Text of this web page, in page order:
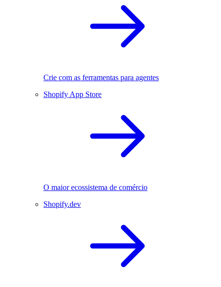
Crie com as ferramentas para agentes
Shopify App Store
O maior ecossistema de comércio
Shopify.dev